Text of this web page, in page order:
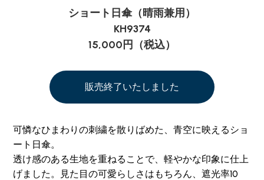
ショート日傘（晴雨兼用）
KH9374
15,000円（税込）
販売終了いたしました
可憐なひまわりの刺繍を散りばめた、青空に映えるショ
ート日傘。
透け感のある生地を重ねることで、軽やかな印象に仕上
げました。見た目の可愛らしさはもちろん、遮光率10